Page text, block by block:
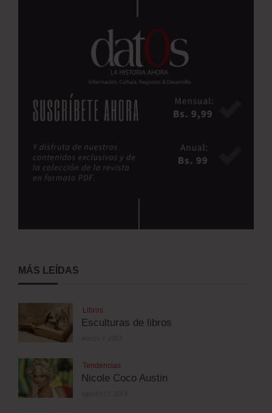
MÁS LEÍDAS
Libros
Esculturas de libros
Tendencias
Nicole Coco Austin